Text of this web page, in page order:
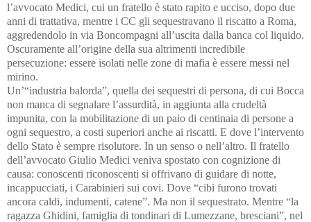
l’avvocato Medici, cui un fratello è stato rapito e ucciso, dopo due
anni di trattativa, mentre i CC gli sequestravano il riscatto a Roma,
aggredendolo in via Boncompagni all’uscita dalla banca col liquido.
Oscuramente all’origine della sua altrimenti incredibile
persecuzione: essere isolati nelle zone di mafia è essere messi nel
mirino.
Un’“industria balorda”, quella dei sequestri di persona, di cui Bocca
non manca di segnalare l’assurdità, in aggiunta alla crudeltà
impunita, con la mobilitazione di un paio di centinaia di persone a
ogni sequestro, a costi superiori anche ai riscatti. E dove l’intervento
dello Stato è sempre risolutore. In un senso o nell’altro. Il fratello
dell’avvocato Giulio Medici veniva spostato con cognizione di
causa: conoscenti riconoscenti si offrivano di guidare di notte,
incappucciati, i Carabinieri sui covi. Dove “cibi furono trovati
ancora caldi, indumenti, catene”. Ma non il sequestrato. Mentre “la
ragazza Ghidini, famiglia di tondinari di Lumezzane, bresciani”, nel